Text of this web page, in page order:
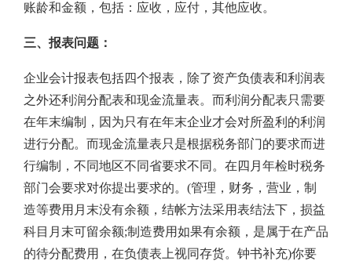
账龄和金额，包括：应收，应付，其他应收。
三、报表问题：
企业会计报表包括四个报表，除了资产负债表和利润表
之外还利润分配表和现金流量表。而利润分配表只需要
在年末编制，因为只有在年末企业才会对所盈利的利润
进行分配。而现金流量表只是根据税务部门的要求而进
行编制，不同地区不同省要求不同。在四月年检时税务
部门会要求对你提出要求的。(管理，财务，营业，制
造等费用月末没有余额，结帐方法采用表结法下，损益
科目月末可留余额;制造费用如果有余额，是属于在产品
的待分配费用，在负债表上视同存货。钟书补充)你要